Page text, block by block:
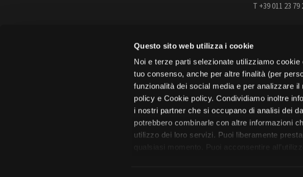
Questo sito web utilizza i cookie
Noi e terze parti selezionate utilizziamo
tuo consenso, anche per altre finalità (per
funzionalità dei social media e per analizzare
policy e Cookie policy. Condividiamo inoltre
i nostri partner che si occupano di analisi dei
potrebbero combinarle con altre informazioni
utilizzo dei loro servizi. Puoi liberamente
qualsiasi momento. Puoi acconsentire
T +39 011 23 79
FacebookInstagramYoutube
Città di Torino